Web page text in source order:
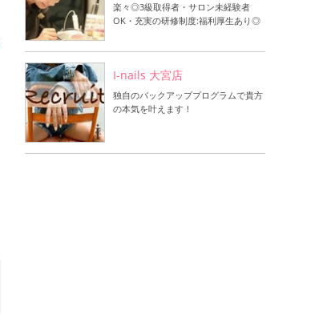
楽々◎3級取得者・サロン未経験者
OK・充実の研修制度:福利厚生あり◎
I-nails 大宮店
独自のバックアッププログラムで貴方
の本気を叶えます！